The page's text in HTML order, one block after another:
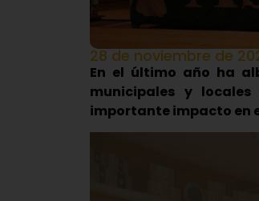
28 de noviembre de
En el último año ha
municipales y
importante impacto en